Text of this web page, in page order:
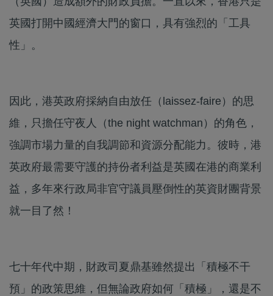
英國打開中國經濟大門的窗口，具有強烈的「工具
性」。
因此，港英政府採納自由放任（laissez-faire）的思
維，只擔任守夜人（the night watchman）的角色，
強調市場力量的自我調節和資源分配能力。彼時，港
英政府最需要守護的持份者利益是英國在港的商業利
益，多年來行政局非官守議員壓倒性的英資財團背景
就一目了然！
七十年代中期，財政司夏鼎基雖然提出「積極不干
預」的政策思維，但無論政府如何「積極」，還是不